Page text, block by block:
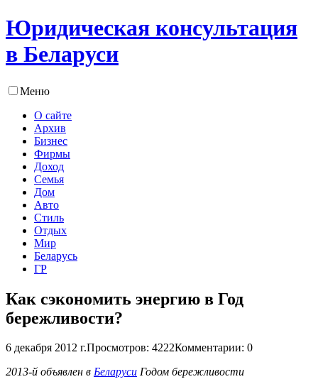
Юридическая консультация
в Беларуси
Меню
О сайте
Архив
Бизнес
Фирмы
Доход
Семья
Дом
Авто
Стиль
Отдых
Мир
Беларусь
ГР
Как сэкономить энергию в Год
бережливости?
6 декабря 2012 г.Просмотров: 4222Комментарии: 0
2013-й объявлен в Беларуси Годом бережливости